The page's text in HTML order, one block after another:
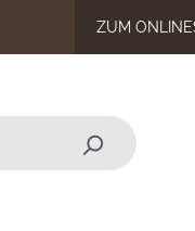
ZUM